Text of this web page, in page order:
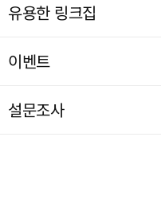
유용한 링크집
이벤트
설문조사